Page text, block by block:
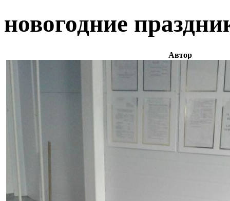
новогодние
Автор